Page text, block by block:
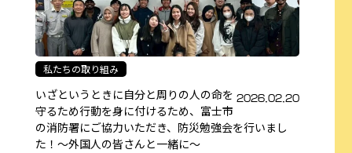
私たちの取り組み
2026.02.20
いざというときに自分と周りの人の命を
守るため行動を身に付けるため、富士市
の消防署にご協力いただき、防災勉強会を行いまし
た！～外国人の皆さんと一緒に～